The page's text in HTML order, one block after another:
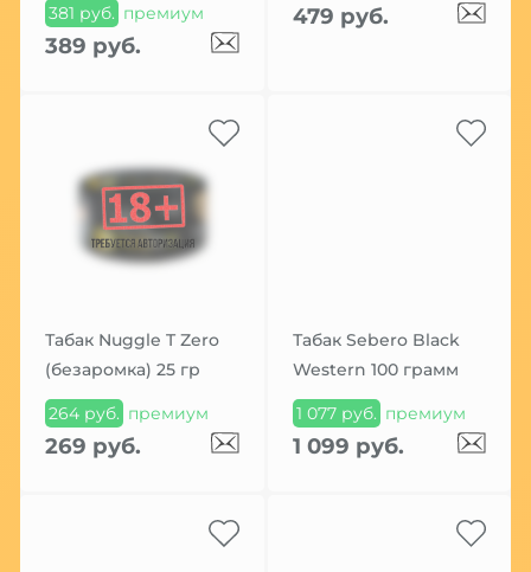
381 руб. премиум
389 руб.
479 руб.
Табак Nuggle T Zero
(безаромка) 25 гр
264 руб. премиум
269 руб.
Табак Sebero Black
Western 100 грамм
1 077 руб. премиум
1 099 руб.